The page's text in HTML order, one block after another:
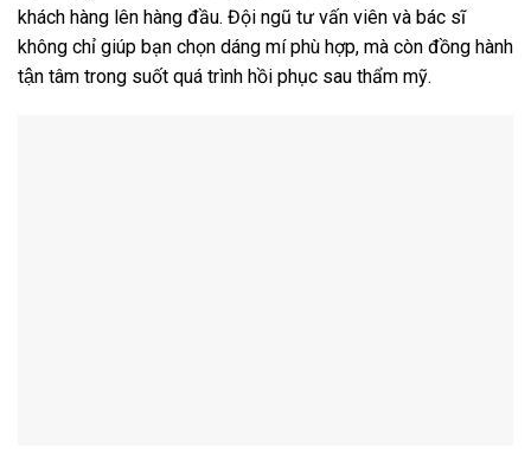
khách hàng lên hàng đầu. Đội ngũ tư vấn viên và bác sĩ
không chỉ giúp bạn chọn dáng mí phù hợp, mà còn đồng hành
tận tâm trong suốt quá trình hồi phục sau thẩm mỹ.